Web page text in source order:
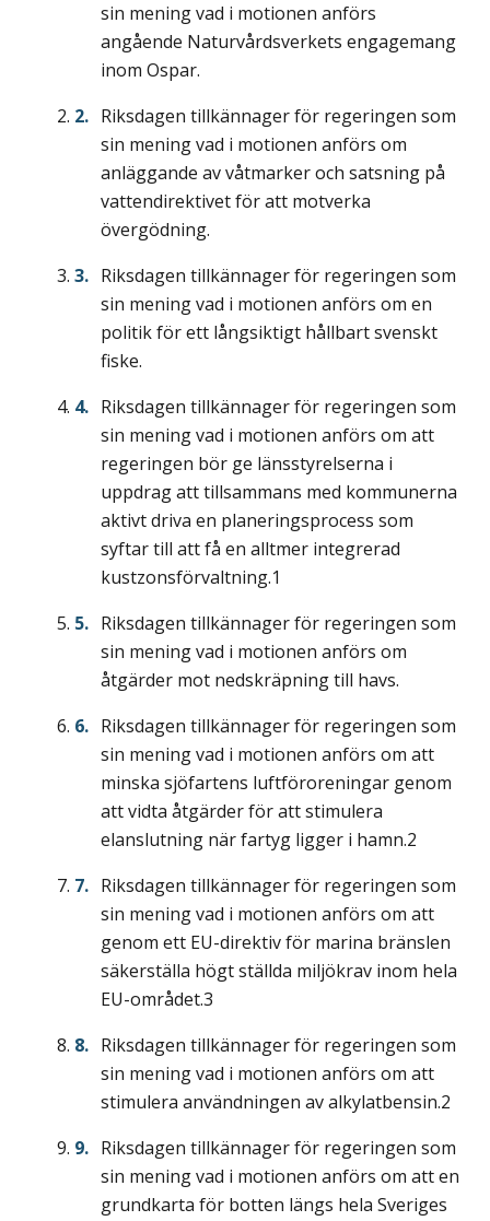
sin mening vad i motionen anförs
angående Naturvårdsverkets engagemang
inom Ospar.
Riksdagen tillkännager för regeringen som
sin mening vad i motionen anförs om
anläggande av våtmarker och satsning på
vattendirektivet för att motverka
övergödning.
Riksdagen tillkännager för regeringen som
sin mening vad i motionen anförs om en
politik för ett långsiktigt hållbart svenskt
fiske.
Riksdagen tillkännager för regeringen som
sin mening vad i motionen anförs om att
regeringen bör ge länsstyrelserna i
uppdrag att tillsammans med kommunerna
aktivt driva en planeringsprocess som
syftar till att få en alltmer integrerad
kustzonsförvaltning.1
Riksdagen tillkännager för regeringen som
sin mening vad i motionen anförs om
åtgärder mot nedskräpning till havs.
Riksdagen tillkännager för regeringen som
sin mening vad i motionen anförs om att
minska sjöfartens luftföroreningar genom
att vidta åtgärder för att stimulera
elanslutning när fartyg ligger i hamn.2
Riksdagen tillkännager för regeringen som
sin mening vad i motionen anförs om att
genom ett EU-direktiv för marina bränslen
säkerställa högt ställda miljökrav inom hela
EU-området.3
Riksdagen tillkännager för regeringen som
sin mening vad i motionen anförs om att
stimulera användningen av alkylatbensin.2
Riksdagen tillkännager för regeringen som
sin mening vad i motionen anförs om att en
grundkarta för botten längs hela Sveriges